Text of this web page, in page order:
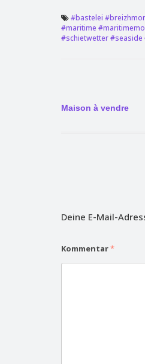
#bastelei
#maritime
#schietwetter#seaside
Maison à vendre
Deine E-Mail-
Kommentar*